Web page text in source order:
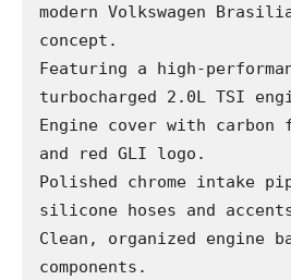
modern Volkswagen
concept.
Featuring a high-
turbocharged 2.0L TSI
Engine cover with
and red GLI logo.
Polished chrome intake
silicone hoses and
Clean, organized engine
components.